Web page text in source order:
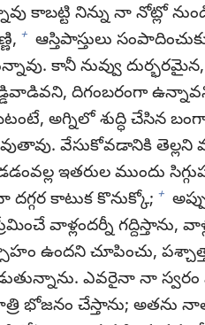
కాబట్టి నిన్ను నా నోట్లో
+ ఆస్తిపాస్తులు
కానీ నువ్వు
దిగంబరంగా
అగ్నిలో శుద్ధి చేసిన
వేసుకోవడానికి తెల్లని
ఇతరుల ముందు
కాటుక కొనుక్కో; +
వాళ్లందర్నీ గద్దిస్తాను,
ఉందని చూపించు,
ఎవరైనా నా స్వరం
భోజనం చేస్తాను; అతను